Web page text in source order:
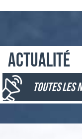
Actualité
toutes les